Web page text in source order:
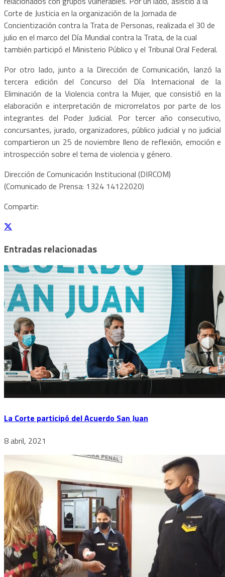
Corte de Justicia en la organización de la Jornada de
Concientización contra la Trata de Personas, realizada el 30 de
julio en el marco del Día Mundial contra la Trata, de la cual
también participó el Ministerio Público y el Tribunal Oral Federal.
Por otro lado, junto a la Dirección de Comunicación, lanzó la
tercera edición del Concurso del Día Internacional de la
Eliminación de la Violencia contra la Mujer, que consistió en la
elaboración e interpretación de microrrelatos por parte de los
integrantes del Poder Judicial. Por tercer año consecutivo,
concursantes, jurado, organizadores, público judicial y no judicial
compartieron un 25 de noviembre lleno de reflexión, emoción e
introspección sobre el tema de violencia y género.
Dirección de Comunicación Institucional (DIRCOM)
(Comunicado de Prensa: 1324 14122020)
Compartir:
Entradas relacionadas
La Corte participó del Acuerdo San Juan
8 abril, 2021